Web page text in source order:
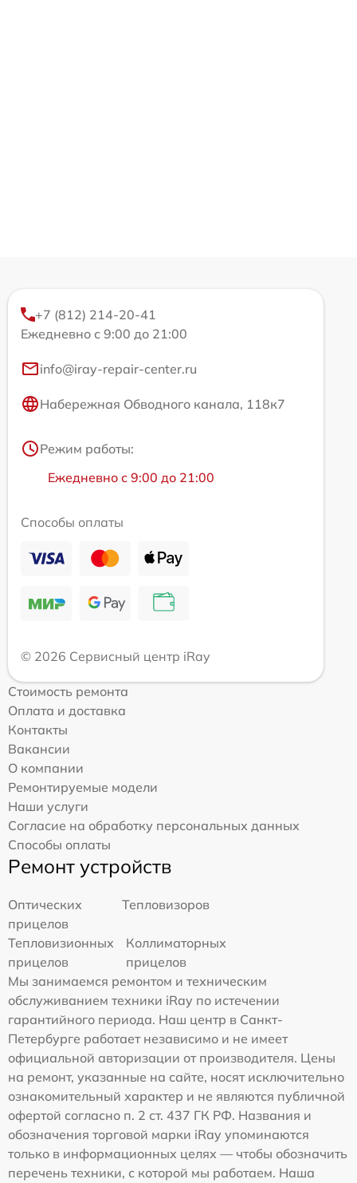
+7 (812) 214-20-41
Ежедневно с 9:00 до 21:00
info@iray-repair-center.ru
Набережная Обводного канала, 118к7
Режим работы:
Ежедневно с 9:00 до 21:00
Способы оплаты
© 2026 Сервисный центр iRay
Стоимость ремонта
Оплата и доставка
Контакты
Вакансии
О компании
Ремонтируемые модели
Наши услуги
Согласие на обработку персональных данных
Способы оплаты
Ремонт устройств
Оптических
прицелов
Тепловизоров
Тепловизионных
прицелов
Коллиматорных
прицелов
Мы занимаемся ремонтом и техническим
обслуживанием техники iRay по истечении
гарантийного периода. Наш центр в Санкт-
Петербурге работает независимо и не имеет
официальной авторизации от производителя. Цены
на ремонт, указанные на сайте, носят исключительно
ознакомительный характер и не являются публичной
офертой согласно п. 2 ст. 437 ГК РФ. Названия и
обозначения торговой марки iRay упоминаются
только в информационных целях — чтобы обозначить
перечень техники, с которой мы работаем. Наша